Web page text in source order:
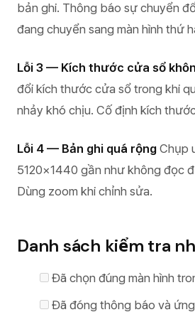
bản ghi. Thông báo sự chuyển
đang chuyển sang màn hình thứ
Lỗi 3 — Kích thước cửa sổ
đổi kích thước cửa sổ trong khi
nhảy khó chịu. Cố định kích
Lỗi 4 — Bản ghi quá rộng Chụp
5120×1440 gần như không đọc
Dùng zoom khi chỉnh sửa.
Danh sách kiểm tra
Đã chọn đúng màn hình
Đã đóng thông báo và